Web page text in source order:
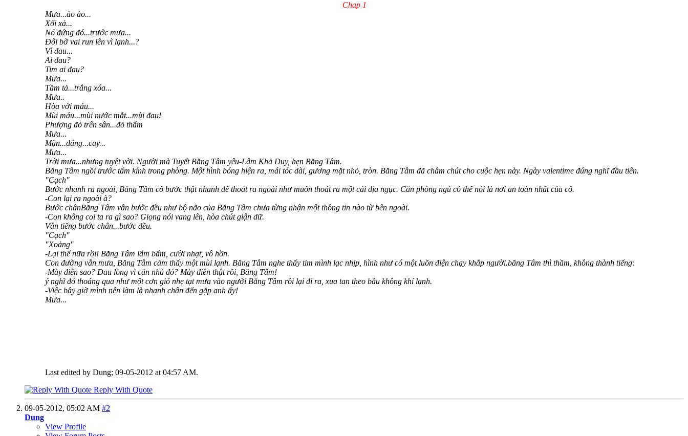
Chap 1
Mưa...ào ào...
Xối xả...
Nó đứng đó...trước mưa...
Đôi bờ vai run lên vì lạnh...?
Vì đau...
Ai đau?
Tim ai đau?
Mưa...
Tầm tả...trắng xóa...
Mưa..
Hòa với máu...
Mùi máu...mùi nước mắt...mùi đau!
Phượng đỏ trên sân...đỏ thẩm
Mưa...
Mặn...đắng...cay...
Mưa...
Trời mưa...nhưng tuyệt vời. Người mà Tuyết Băng Tâm yêu-Lâm Khả Duy, hẹn Băng Tâm.
Băng Tâm ngồi trước tấm kính trong phòng. Một hình bóng hiện ra, mái tóc dài, gương mặt nhỏ, tròn. Băng Tâm đã châm chút cho cuộc hẹn này. Ngày valentime đúng nghĩ đầu tiên.
"Cạch"
Bước nhanh ra ngoài, Băng Tâm cố bước thật nhanh để thoát ra ngoài như muốn thoát ra một cái địa ngục. Căn phòng ngủ có thể nói là nơi an toàn nhất của cô.
-Con lại ra ngoài à?
Bước chânBăng Tâm vẫn bước đều như bộ não của Băng Tâm chưa từng nhận một thông tin nào từ bên ngoài.
-Con không coi ta ra gì sao? Giọng nói vang lên, hòa chút giận dữ.
Vẫn tiếng bước chân...bước đều.
"Cạch"
"Xoảng"
-Lại thế nữa rồi! Băng Tâm lẩm bẩm, cười nhạt, vô hồn.
Con đường vẫn mưa, Băng Tâm cảm thấy một mùi lạnh. Băng Tâm nghe thấy tim mình lạc nhịp, hình như có một luồn điện chạy khắp người.băng Tâm thì thầm, không thành tiếng:
-Mày điên sao? Đau lòng vì căn nhà đó? Mày điên thật rồi, Băng Tâm!
ý nghĩ đó thoáng qua như một cơn gió nhẹ tạt mưa vào người Băng Tâm rồi lại đi ra, xua tan theo bầu không khí lạnh.
-Việc bây giờ mình nên làm là nhanh chân đến gặp anh ấy!
Mưa...
Last edited by Dung; 09-05-2012 at 04:57 AM.
Reply With Quote
09-05-2012, 05:02 AM #2
Dung
View Profile